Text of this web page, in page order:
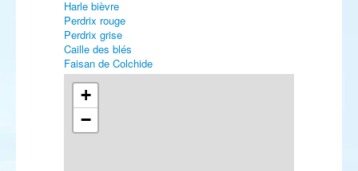
Harle bièvre
Perdrix rouge
Perdrix grise
Caille des blés
Faisan de Colchide
Plongeon arctique
Grèbe castagneux
Grèbe huppé
Grèbe à cou noir
Puffin cendré
+
−